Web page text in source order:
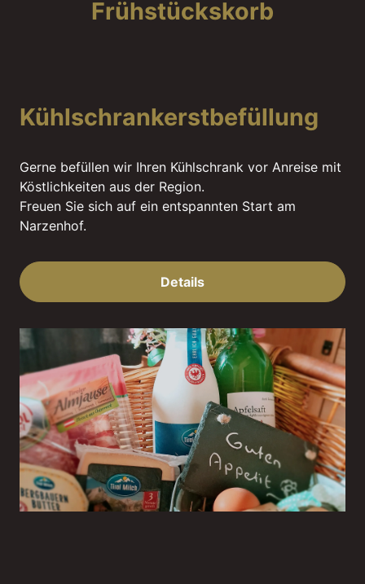
Frühstückskorb
Kühlschrankerstbefüllung
Gerne befüllen wir Ihren Kühlschrank vor Anreise mit
Köstlichkeiten aus der Region.
Freuen Sie sich auf ein entspannten Start am
Narzenhof.
Details